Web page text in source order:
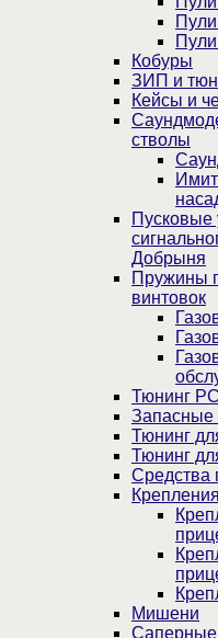
Кобуры
ЗИП и
Кейсы и
стволы
Пусковые
Добрыня
Пружины
винтовок
Тюнинг
Запасные
Тюнинг
Тюнинг
Средства
Мишени
Саперные